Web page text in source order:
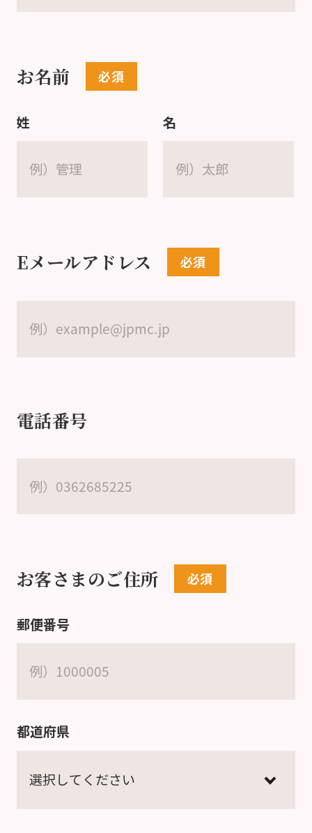
お名前
姓 名
Eメールアドレス
電話番号
お客さまのご住所
郵便番号
都道府県